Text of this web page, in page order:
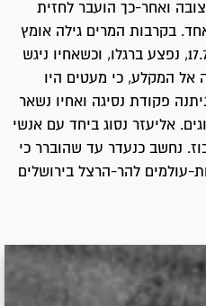
ואחר-כך הועבר לחזית
בקרבות המרים גילה אומץ
וקור-רוח. בקרב יאלו, ביום 17.7.1948, נפצע ברגלו, וכשאחיו ניגש
אל המקלע, כי מעטים היו
פקודת נסיגה ואחיו נשאר
אליעזר נסוג ביחד עם אנשי
נחשב כנעדר עד שהוברר כי
עולמים להר-הרצל בירושלים